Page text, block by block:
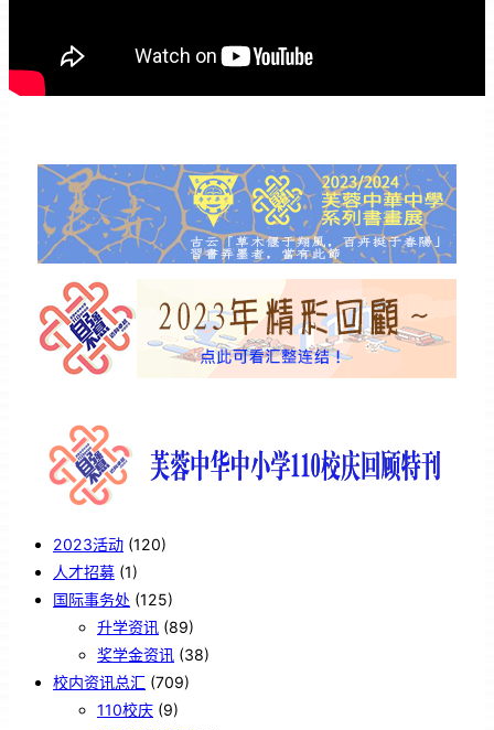
2023活动 (120)
人才招募 (1)
国际事务处 (125)
升学资讯 (89)
奖学金资讯 (38)
校内资讯总汇 (709)
110校庆 (9)